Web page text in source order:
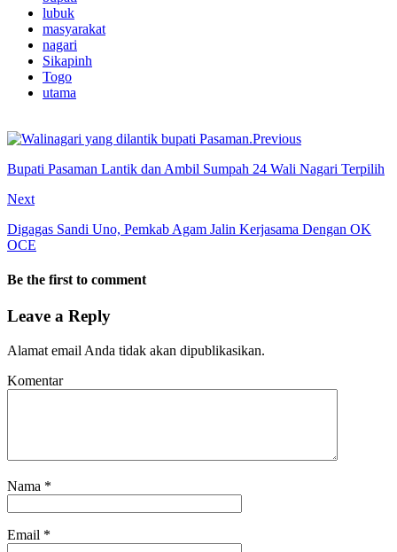
lubuk
masyarakat
nagari
Sikapinh
Togo
utama
Previous
Bupati Pasaman Lantik dan Ambil Sumpah 24 Wali Nagari Terpilih
Next
Digagas Sandi Uno, Pemkab Agam Jalin Kerjasama Dengan OK
OCE
Be the first to comment
Leave a Reply
Alamat email Anda tidak akan dipublikasikan.
Komentar
Nama *
Email *